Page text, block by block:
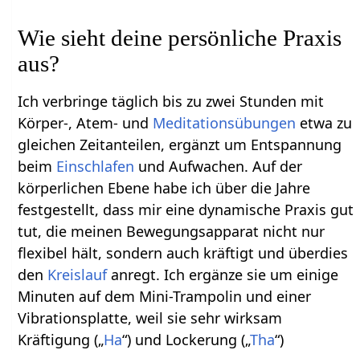
Wie sieht deine persönliche Praxis
aus?
Ich verbringe täglich bis zu zwei Stunden mit
Körper-, Atem- und Meditationsübungen etwa zu
gleichen Zeitanteilen, ergänzt um Entspannung
beim Einschlafen und Aufwachen. Auf der
körperlichen Ebene habe ich über die Jahre
festgestellt, dass mir eine dynamische Praxis gut
tut, die meinen Bewegungsapparat nicht nur
flexibel hält, sondern auch kräftigt und überdies
den Kreislaufanregt. Ich ergänze sie um einige
Minuten auf dem Mini-Trampolin und einer
Vibrationsplatte, weil sie sehr wirksam
Kräftigung („Ha“) und Lockerung („Tha“)